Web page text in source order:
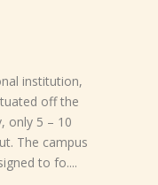
institution,
off the
only 5 – 10
The campus
to fo....